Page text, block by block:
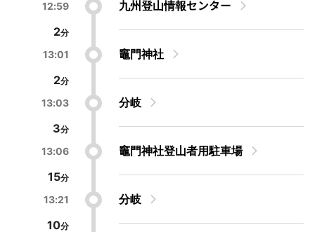
12:59
2
九州登山情報センター
13:01
2
竈門神社
13:03
3
分岐
13:06
15
竈門神社登山者用駐車場
13:21
10
分岐